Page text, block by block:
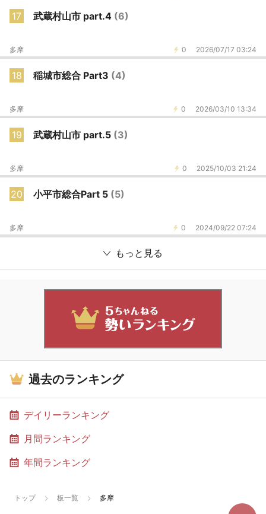
17 武蔵村山市 part.4 (6)
0 2026/07/17 03:24
多摩
18 稲城市総合 Part3 (4)
0 2026/03/10 13:34
多摩
19 武蔵村山市 part.5 (3)
0 2025/10/03 21:24
多摩
20 小平市総合Part 5 (5)
0 2024/09/22 07:24
多摩
もっと見る
過去のランキング
デイリーランキング
月間ランキング
年間ランキング
トップ 板一覧 多摩